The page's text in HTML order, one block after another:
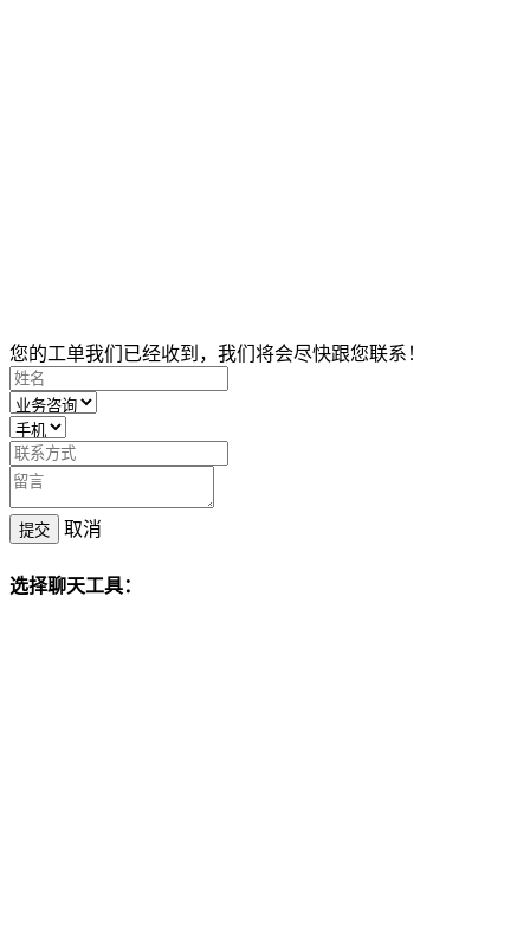
您的工单我们已经收到，我们将会尽快跟您联系！
提交 取消
选择聊天工具：